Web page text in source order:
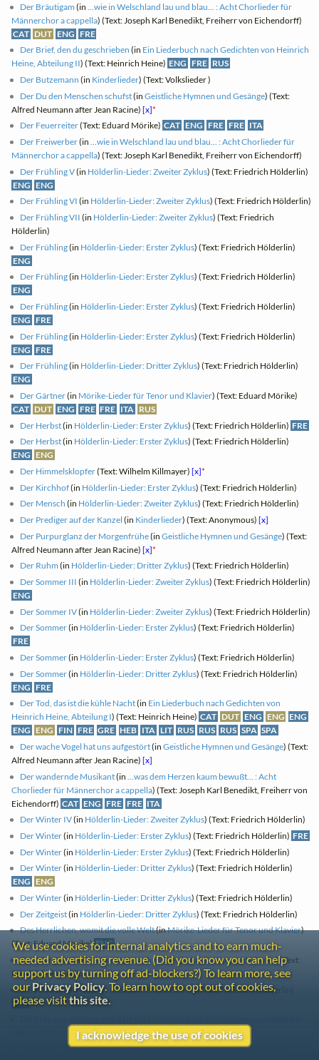
Der Bräutigam (in
...wie in Welschland lau und blau... : Acht Chorlieder für
Männerchor a cappella) (Text: Joseph Karl Benedikt, Freiherr von Eichendorff)
CAT DUT ENG FRE
Der Brief, den du geschrieben (in Ein Liederbuch nach Gedichten von Heinrich
Heine, Abteilung II) (Text: Heinrich Heine) ENG FRE RUS
Der Butzemann (in Kinderlieder) (Text: Volkslieder )
Der Du den Menschen schufst(inGeistliche Hymnen und Gesänge) (Text:
Alfred Neumann after Jean Racine)[x]*
Der Feuerreiter(Text: Eduard Mörike) CAT ENG FRE FRE ITA
Der Freiwerber(in
...wie in Welschland lau und blau... : Acht Chorlieder für
Männerchor a cappella) (Text: Joseph Karl Benedikt, Freiherr von Eichendorff)
Der Frühling V(in Hölderlin-Lieder: Zweiter Zyklus) (Text: Friedrich Hölderlin)
ENG ENG
Der Frühling VI (in Hölderlin-Lieder: Zweiter Zyklus) (Text: Friedrich Hölderlin)
Der Frühling VII (in Hölderlin-Lieder: Zweiter Zyklus) (Text: Friedrich
Hölderlin)
Der Frühling(in Hölderlin-Lieder: Erster Zyklus) (Text: Friedrich Hölderlin)
ENG
Der Frühling(in Hölderlin-Lieder: Erster Zyklus) (Text: Friedrich Hölderlin)
ENG
Der Frühling(in Hölderlin-Lieder: Erster Zyklus) (Text: Friedrich Hölderlin)
ENG FRE
Der Frühling(in Hölderlin-Lieder: Erster Zyklus) (Text: Friedrich Hölderlin)
ENG FRE
Der Frühling(in Hölderlin-Lieder: Dritter Zyklus) (Text: Friedrich Hölderlin)
ENG
Der Gärtner(in Mörike-Lieder für Tenor und Klavier) (Text: Eduard Mörike)
CAT DUT ENG FRE FRE ITA RUS
Der Herbst(in Hölderlin-Lieder: Erster Zyklus) (Text: Friedrich Hölderlin) FRE
Der Herbst(in Hölderlin-Lieder: Erster Zyklus) (Text: Friedrich Hölderlin)
ENG ENG
Der Himmelsklopfer(Text: Wilhelm Killmayer)[x]*
Der Kirchhof(in Hölderlin-Lieder: Erster Zyklus) (Text: Friedrich Hölderlin)
Der Mensch (in Hölderlin-Lieder: Zweiter Zyklus) (Text: Friedrich Hölderlin)
Der Prediger auf der Kanzel (in Kinderlieder) (Text: Anonymous)[x]
Der Purpurglanz der Morgenfrühe(inGeistliche Hymnen und Gesänge) (Text:
Alfred Neumann after Jean Racine)[x]*
Der Ruhm (in Hölderlin-Lieder: Dritter Zyklus) (Text: Friedrich Hölderlin)
Der Sommer III (in Hölderlin-Lieder: Zweiter Zyklus) (Text: Friedrich Hölderlin)
ENG
Der Sommer IV(in Hölderlin-Lieder: Zweiter Zyklus) (Text: Friedrich Hölderlin)
Der Sommer(in Hölderlin-Lieder: Erster Zyklus) (Text: Friedrich Hölderlin)
FRE
Der Sommer(in Hölderlin-Lieder: Erster Zyklus) (Text: Friedrich Hölderlin)
Der Sommer(in Hölderlin-Lieder: Dritter Zyklus) (Text: Friedrich Hölderlin)
ENG FRE
Der Tod, das ist die kühle Nacht(in Ein Liederbuch nach Gedichten von
Heinrich Heine, Abteilung I) (Text: Heinrich Heine) CAT DUT ENG ENG ENG
ENG ENG FIN FRE GRE HEB ITA LIT RUS RUS RUS SPA SPA
Der wache Vogel hat uns aufgestört(inGeistliche Hymnen und Gesänge) (Text:
Alfred Neumann after Jean Racine)[x]
Der wandernde Musikant(in
...was dem Herzen kaum bewußt... : Acht
Chorlieder für Männerchor a cappella) (Text: Joseph Karl Benedikt, Freiherr von
Eichendorff) CAT ENG FRE FRE ITA
Der Winter IV(in Hölderlin-Lieder: Zweiter Zyklus) (Text: Friedrich Hölderlin)
Der Winter(in Hölderlin-Lieder: Erster Zyklus) (Text: Friedrich Hölderlin) FRE
Der Winter(in Hölderlin-Lieder: Erster Zyklus) (Text: Friedrich Hölderlin)
Der Winter(in Hölderlin-Lieder: Dritter Zyklus) (Text: Friedrich Hölderlin)
ENG ENG
Der Winter(in Hölderlin-Lieder: Dritter Zyklus) (Text: Friedrich Hölderlin)
Der Zeitgeist(in Hölderlin-Lieder: Dritter Zyklus) (Text: Friedrich Hölderlin)
Des Herrlichen, womit die volle Welt(inMörike-Lieder für Tenor und Klavier)
(Text: Eduard Mörike)ENG
Des Morgens(inDrei Gesänge nach Hölderlin für Bariton und Klavier) (Text:
Friedrich Hölderlin)
Die Aussicht(inHölderlin-Lieder: Erster Zyklus) (Text: Friedrich Hölderlin)
FRE
Heine, Abteilung III) (Text: Heinrich Heine) ENG FRE FRE
(inDrei Gesänge nach Hölderlin für Bariton und Klavier
We use cookies for internal analytics and to earn much-
needed advertising revenue. (Did you know you can help
support us by turning off ad-blockers?) To learn more, see
our Privacy Policy. To learn how to opt out of cookies,
please visitthis site.
I acknowledge the use of cookies